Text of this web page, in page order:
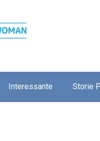
Interessante Storie